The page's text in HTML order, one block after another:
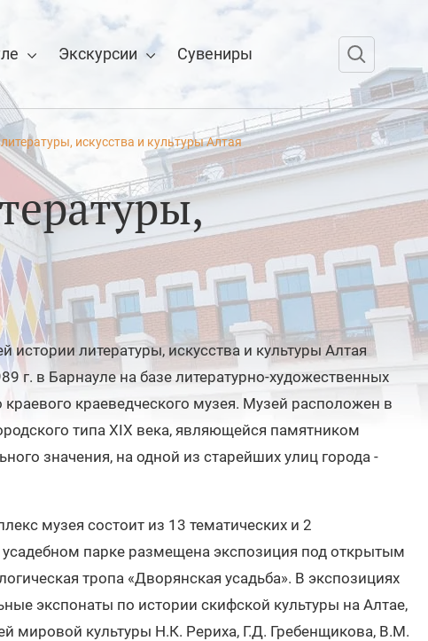
Экскурсии Сувениры
искусства и культуры Алтая
истории литературы, искусства и культуры Алтая
г. в Барнауле на базе литературно-художественных
краевого краеведческого музея. Музей расположен в
типа XIX века, являющейся памятником
значения, на одной из старейших улиц города -
музея состоит из 13 тематических и 2
парке размещена экспозиция под открытым
тропа «Дворянская усадьба». В экспозициях
экспонаты по истории скифской культуры на Алтае,
мировой культуры Н.К. Рериха, Г.Д. Гребенщикова, В.М.